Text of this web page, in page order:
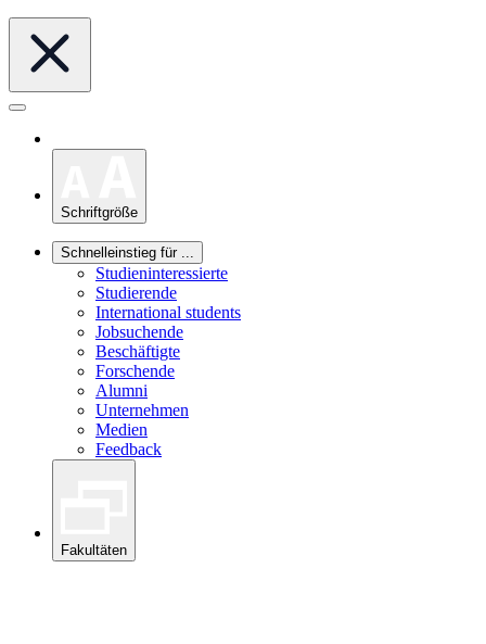
Schriftgröße
Schnelleinstieg für ...
Studieninteressierte
Studierende
International students
Jobsuchende
Beschäftigte
Forschende
Alumni
Unternehmen
Medien
Feedback
Fakultäten